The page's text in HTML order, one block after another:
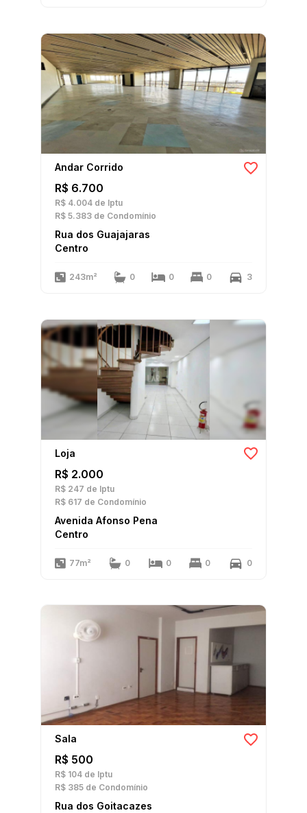
Andar Corrido
R$ 6.700
R$ 4.004 de Iptu
R$ 5.383 de Condomínio
Rua dos Guajajaras
Centro
243m² 0 0 0 3
Loja
R$ 2.000
R$ 247 de Iptu
R$ 617 de Condomínio
Avenida Afonso Pena
Centro
77m² 0 0 0 0
Sala
R$ 500
R$ 104 de Iptu
R$ 385 de Condomínio
Rua dos Goitacazes